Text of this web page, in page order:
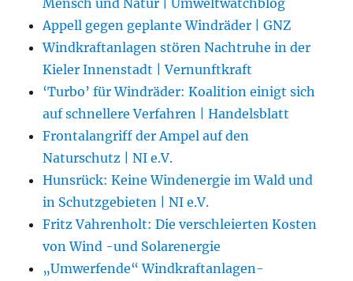
Appell gegen geplante Windräder | GNZ
Windkraftanlagen stören Nachtruhe in der
Kieler Innenstadt | Vernunftkraft
‘Turbo’ für Windräder: Koalition einigt sich
auf schnellere Verfahren | Handelsblatt
Frontalangriff der Ampel auf den
Naturschutz | NI e.V.
Hunsrück: Keine Windenergie im Wald und
in Schutzgebieten | NI e.V.
Fritz Vahrenholt: Die verschleierten Kosten
von Wind -und Solarenergie
„Umwerfende“ Windkraftanlagen-